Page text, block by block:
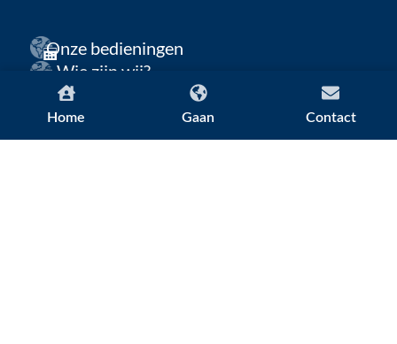
Home Gaan Contact
Onze bedieningen
Wie zijn wij?
Onze waarden
Het gebed